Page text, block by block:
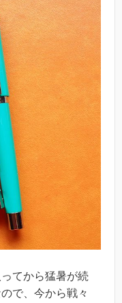
てから猛暑が続
で、今から戦々